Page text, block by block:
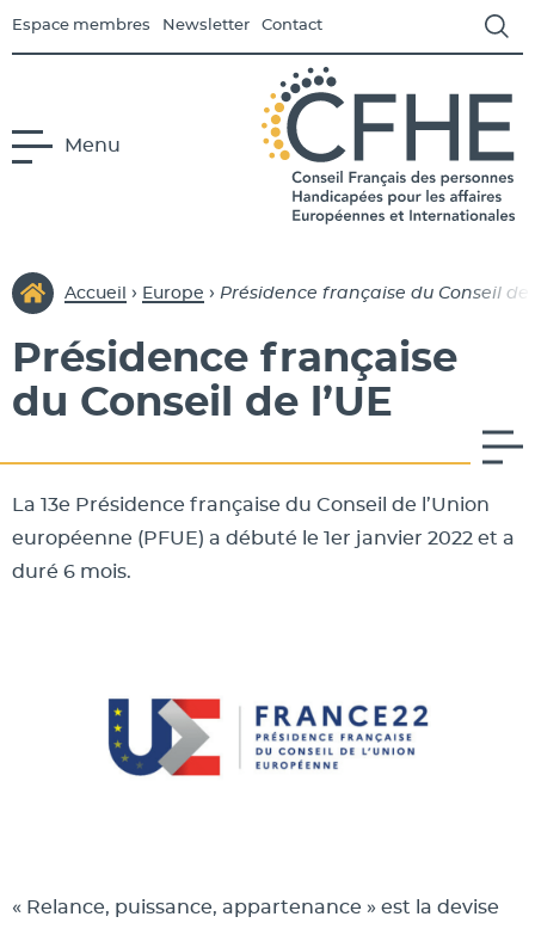
Espace membres Newsletter Contact
Menu
menu Europe
Accueil › Europe › Présidence française du Conseil de
Présidence française
du Conseil de l’UE
La 13e Présidence française du Conseil de l’Union
européenne (PFUE) a débuté le 1er janvier 2022 et a
duré 6 mois.
« Relance, puissance, appartenance » est la devise